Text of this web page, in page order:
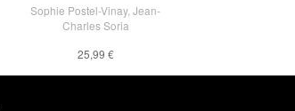
Sophie Postel-Vinay, Jean-
Charles Soria
25,99 €